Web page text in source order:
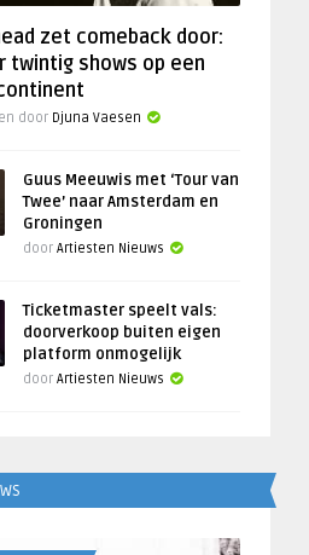
zet comeback door:
twintig shows op een
door Djuna Vaesen
Guus Meeuwis met ‘Tour van
Twee’ naar Amsterdam en
Groningen
door Artiesten Nieuws
Ticketmaster speelt vals:
doorverkoop buiten eigen
platform onmogelijk
door Artiesten Nieuws